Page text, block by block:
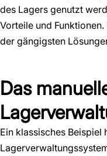
des Lagers genutzt
Vorteile und
der gängigsten
Das
Ein klassisches Beispiel